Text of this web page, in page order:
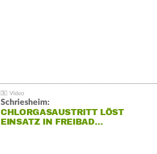
Schriesheim:
CHLORGASAUSTRITT LÖST
EINSATZ IN FREIBAD…